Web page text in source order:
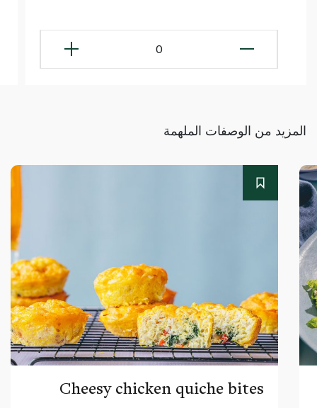
0
المزيد من الوصفات الملهمة
Cheesy chicken quiche bites